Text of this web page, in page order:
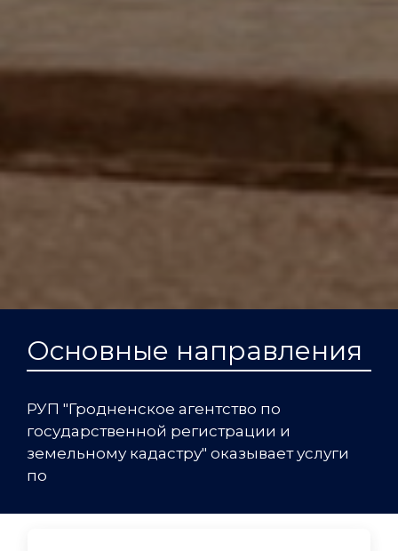
Основные направления
РУП "Гродненское агентство по
государственной регистрации и
земельному кадастру" оказывает услуги
по